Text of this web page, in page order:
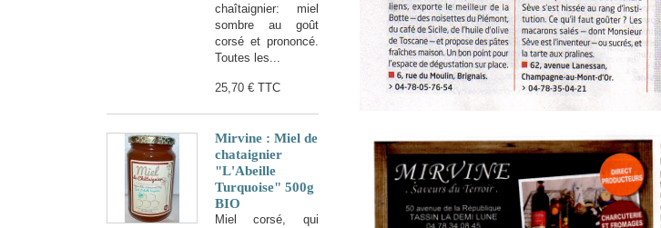
chaîtaignier: miel
sombre au goût
corsé et prononcé.
Toutes les...
25,70 € TTC
Mirvine : Miel de
chataignier
"L'Abeille
Turquoise" 500g
BIO
Miel corsé, qui